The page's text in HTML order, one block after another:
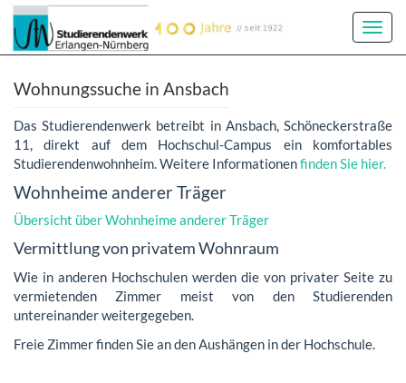
Wohnungssuche in Ansbach
Das Studierendenwerk betreibt in Ansbach, Schöneckerstraße
11, direkt auf dem Hochschul-Campus ein komfortables
Studierendenwohnheim. Weitere Informationenfinden Sie hier.
Wohnheime anderer Träger
Übersicht über Wohnheime anderer Träger
Vermittlung von privatem Wohnraum
Wie in anderen Hochschulen werden die von privater Seite zu
vermietenden Zimmer meist von den Studierenden
untereinander weitergegeben.
Freie Zimmer finden Sie an den Aushängen in der Hochschule.